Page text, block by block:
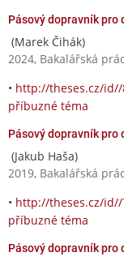
Pásový dopravník pro
(Marek Čihák)
2024, Bakalářská
• http://theses.cz/
příbuzné téma
Pásový dopravník pro
(Jakub Haša)
2019, Bakalářská
• http://theses.cz/
příbuzné téma
Pásový dopravník pro